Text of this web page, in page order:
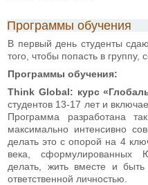
Программы обучения
В первый день студенты
того, чтобы попасть в группу,
Программы обучения:
Think Global: курс
студентов 13-17 лет и
Программа разработана
максимально интенсивно
делать это с опорой на 4
века, сформулированных
делать, жить вместе и быть
ответственной личностью.